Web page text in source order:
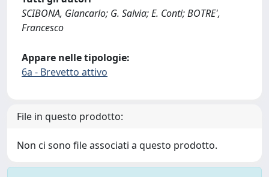
SCIBONA, Giancarlo; G. Salvia; E. Conti; BOTRE',
Francesco
Appare nelle tipologie:
6a - Brevetto attivo
File in questo prodotto:
Non ci sono file associati a questo prodotto.